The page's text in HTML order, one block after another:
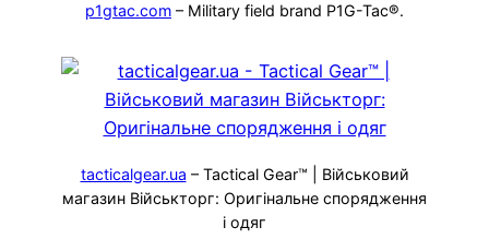
p1gtac.com – Military field brand P1G-Tac®.
tacticalgear.ua – Tactical Gear™ | Військовий
магазин Військторг: Оригінальне спорядження
і одяг